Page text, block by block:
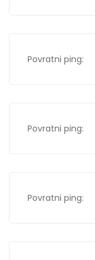
Povratni ping:
Povratni ping:
Povratni ping: